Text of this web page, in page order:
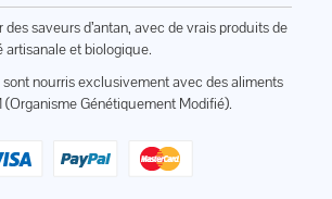
saveurs d’antan, avec de vrais produits de
artisanale et biologique.
nourris exclusivement avec des aliments
(Organisme Génétiquement Modifié).